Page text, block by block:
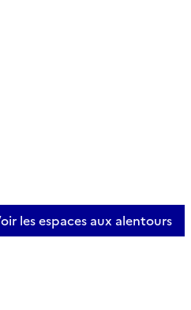
les espaces aux alentours